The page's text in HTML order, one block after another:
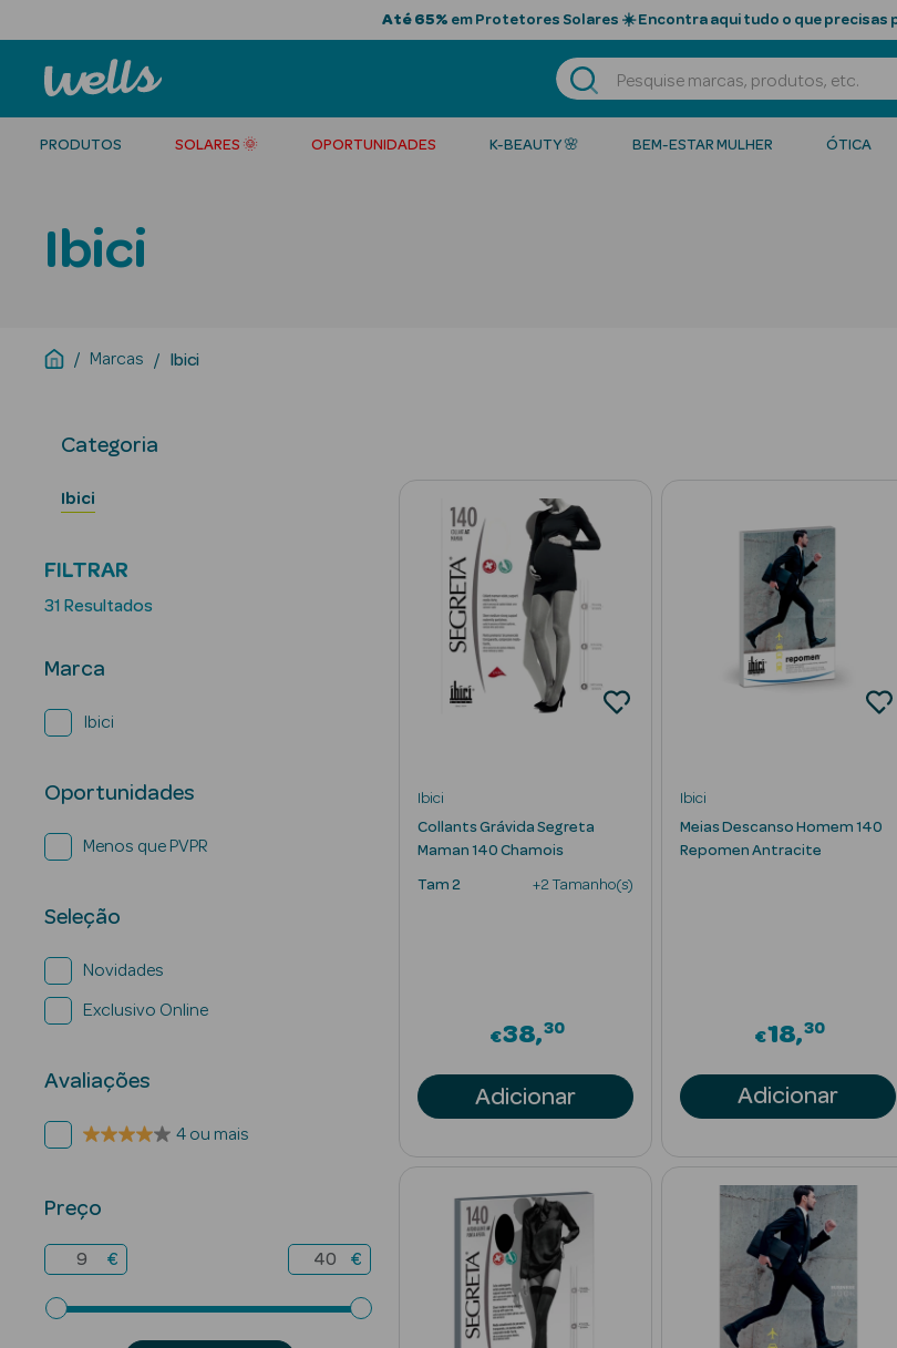
Até 65% em Protetores Solares ☀️ Encontra aqui tudo o que precisas
PRODUTOS SOLARES 🌞 OPORTUNIDADES K-BEAUTY 🌸 BEM-ESTAR MULHER ÓTICA
Ibici
Marcas Ibici
Categoria
Ibici
FILTRAR
31 Resultados
Marca
Ibici
Oportunidades
Menos que PVPR
Seleção
Novidades
Exclusivo Online
Avaliações
4 ou mais
Preço
€ €
Ibici
Collants Grávida Segreta
Maman 140 Chamois
Tam 2 +2 Tamanho(s)
€38 30
Adicionar
Ibici
Meias Descanso Homem 140
Repomen Antracite
€18 30
Adicionar